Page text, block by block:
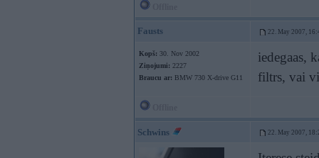
Fausts 22. May 2007,
Kopš: 30. Nov 2002
Ziņojumi: 2227
Braucu ar: BMW 730 X-drive G11
iedegaas,
filtrs, vai
Schwins 22. May 2007,